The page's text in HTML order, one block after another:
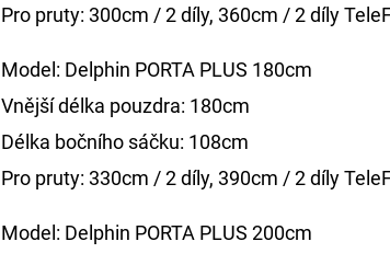
Pro pruty: 300cm / 2 díly, 360cm / 2 díly
Model: Delphin PORTA PLUS 180cm
Vnější délka pouzdra: 180cm
Délka bočního sáčku: 108cm
Pro pruty: 330cm / 2 díly, 390cm / 2 díly
Model: Delphin PORTA PLUS 200cm